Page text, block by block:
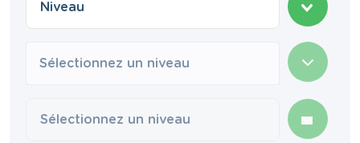
Sélectionnez un niveau